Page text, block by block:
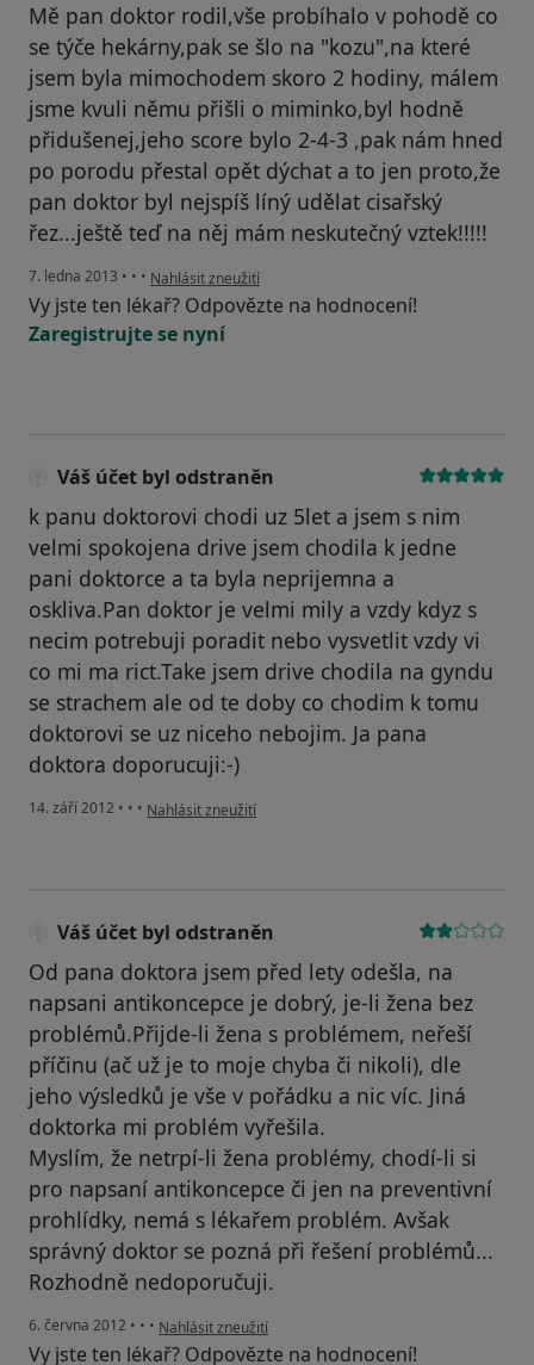
Mě pan doktor rodil,vše probíhalo v pohodě co
se týče hekárny,pak se šlo na "kozu",na které
jsem byla mimochodem skoro 2 hodiny, málem
jsme kvuli němu přišli o miminko,byl hodně
přidušenej,jeho score bylo 2-4-3 ,pak nám hned
po porodu přestal opět dýchat a to jen proto,že
pan doktor byl nejspíš líný udělat cisařský
řez...ještě teď na něj mám neskutečný vztek!!!!!
7. ledna 2013 • • • podle názoru uživatele Váš účet byl odstraněn
Nahlásit zneužití
Vy jste ten lékař? Odpovězte na hodnocení!
Zaregistrujte se nyní
Váš účet byl odstraněn
k panu doktorovi chodi uz 5let a jsem s nim
velmi spokojena drive jsem chodila k jedne
pani doktorce a ta byla neprijemna a
oskliva.Pan doktor je velmi mily a vzdy kdyz s
necim potrebuji poradit nebo vysvetlit vzdy vi
co mi ma rict.Take jsem drive chodila na gyndu
se strachem ale od te doby co chodim k tomu
doktorovi se uz niceho nebojim. Ja pana
doktora doporucuji:-)
14. září 2012 • • • podle názoru uživatele Váš účet byl odstraněn
Nahlásit zneužití
Váš účet byl odstraněn
Od pana doktora jsem před lety odešla, na
napsani antikoncepce je dobrý, je-li žena bez
problémů.Přijde-li žena s problémem, neřeší
příčinu (ač už je to moje chyba či nikoli), dle
jeho výsledků je vše v pořádku a nic víc. Jiná
doktorka mi problém vyřešila.
Myslím, že netrpí-li žena problémy, chodí-li si
pro napsaní antikoncepce či jen na preventivní
prohlídky, nemá s lékařem problém. Avšak
správný doktor se pozná při řešení problémů...
Rozhodně nedoporučuji.
6. června 2012 • • • podle názoru uživatele Váš účet byl odstraněn
Nahlásit zneužití
Vy jste ten lékař? Odpovězte na hodnocení!